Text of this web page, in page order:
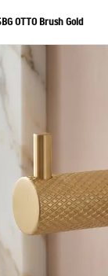
OTTO Brush Gold